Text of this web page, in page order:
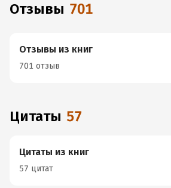
Отзывы 701
Отзывы из книг
701 отзыв
Цитаты 57
Цитаты из книг
57 цитат